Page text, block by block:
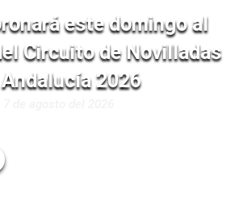
este domingo al
Circuito de Novilladas
2026